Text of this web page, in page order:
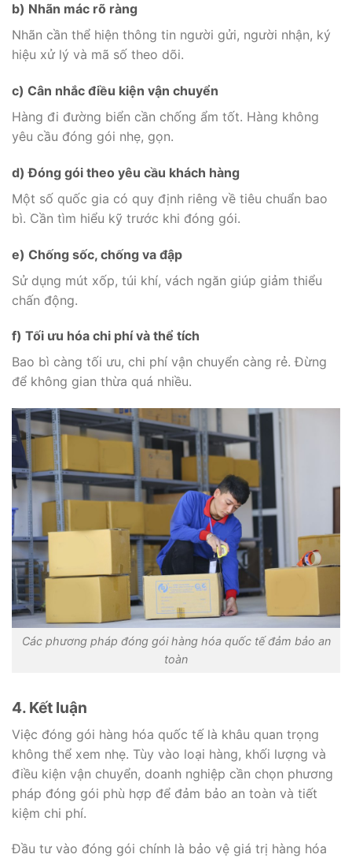
b) Nhãn mác rõ ràng
Nhãn cần thể hiện thông tin người gửi, người nhận, ký
hiệu xử lý và mã số theo dõi.
c) Cân nhắc điều kiện vận chuyển
Hàng đi đường biển cần chống ẩm tốt. Hàng không
yêu cầu đóng gói nhẹ, gọn.
d) Đóng gói theo yêu cầu khách hàng
Một số quốc gia có quy định riêng về tiêu chuẩn bao
bì. Cần tìm hiểu kỹ trước khi đóng gói.
e) Chống sốc, chống va đập
Sử dụng mút xốp, túi khí, vách ngăn giúp giảm thiểu
chấn động.
f) Tối ưu hóa chi phí và thể tích
Bao bì càng tối ưu, chi phí vận chuyển càng rẻ. Đừng
để không gian thừa quá nhiều.
Các phương pháp đóng gói hàng hóa quốc tế đảm bảo an
toàn
4. Kết luận
Việc đóng gói hàng hóa quốc tế là khâu quan trọng
không thể xem nhẹ. Tùy vào loại hàng, khối lượng và
điều kiện vận chuyển, doanh nghiệp cần chọn phương
pháp đóng gói phù hợp để đảm bảo an toàn và tiết
kiệm chi phí.
Đầu tư vào đóng gói chính là bảo vệ giá trị hàng hóa